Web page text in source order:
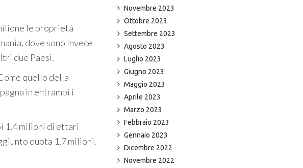
le proprietà
dove sono invece
due Paesi.
quello della
in entrambi i
1,4 milioni di ettari
quota 1,7 milioni.
Novembre 2023
Ottobre 2023
Settembre 2023
Agosto 2023
Luglio 2023
Giugno 2023
Maggio 2023
Aprile 2023
Marzo 2023
Febbraio 2023
Gennaio 2023
Dicembre 2022
Novembre 2022